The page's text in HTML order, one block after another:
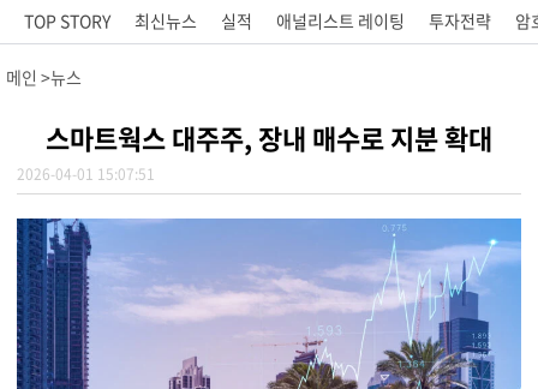
TOP STORY 최신뉴스 실적 애널리스트 레이팅 투자전략 암
메인 뉴스
스마트웍스 대주주, 장내 매수로 지분 확대
2026-04-01 15:07:51